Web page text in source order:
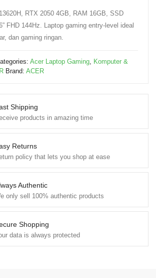
Shipping
products in amazing time
Returns
policy that lets you shop at ease
Authentic
only sell 100% authentic products
Shopping
data is always protected
RTX 2050 4GB, RAM 16GB, SSD
FHD 144Hz. Laptop gaming entry-level ideal
dan gaming ringan.
Acer Laptop Gaming, Komputer &
Brand: ACER